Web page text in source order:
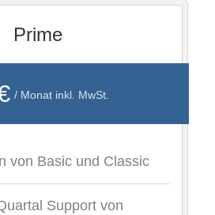
Prime
/ Monat inkl. MwSt.
von Basic und Classic
Support von